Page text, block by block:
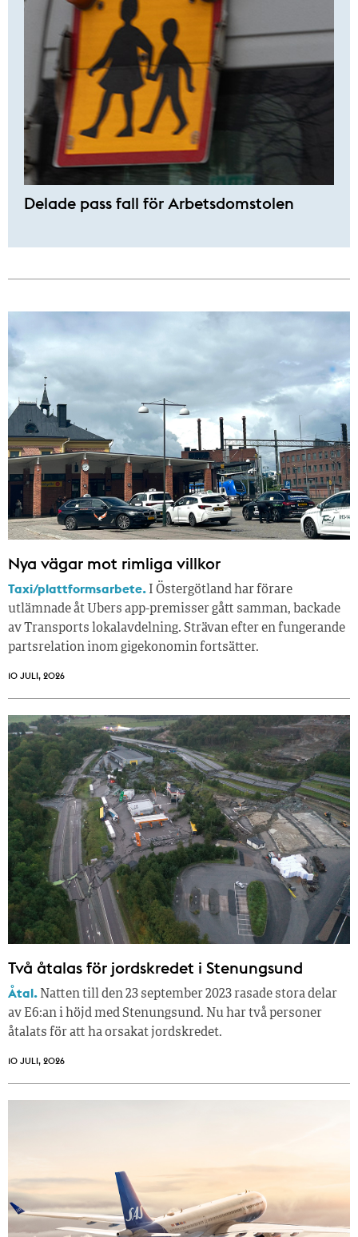
Delade pass fall för Arbetsdomstolen
Nya vägar mot rimliga villkor
Taxi/plattformsarbete. I Östergötland har förare
utlämnade åt Ubers app-premisser gått samman, backade
av Transports lokalavdelning. Strävan efter en fungerande
partsrelation inom gigekonomin fortsätter.
10 JULI, 2026
Två åtalas för jordskredet i Stenungsund
Åtal. Natten till den 23 september 2023 rasade stora delar
av E6:an i höjd med Stenungsund. Nu har två personer
åtalats för att ha orsakat jordskredet.
10 JULI, 2026